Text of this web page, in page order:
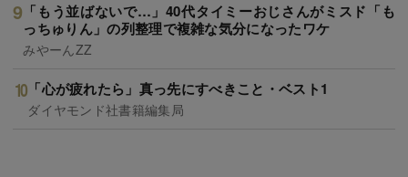
「もう並ばないで…」40代タイミーおじさんがミスド「も
っちゅりん」の列整理で複雑な気分になったワケ
みやーんZZ
「心が疲れたら」真っ先にすべきこと・ベスト1
ダイヤモンド社書籍編集局